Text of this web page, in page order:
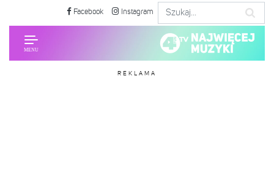
Facebook Instagram
REKLAMA